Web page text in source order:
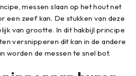
messen slaan op het hout net
een zeef kan. De stukken van deze
van grootte. In dit hakbijl principe
versnipperen dit kan in de andere
worden de messen te snel bot.